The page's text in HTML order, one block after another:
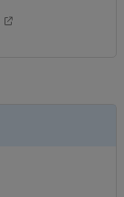
Öppnas i nytt